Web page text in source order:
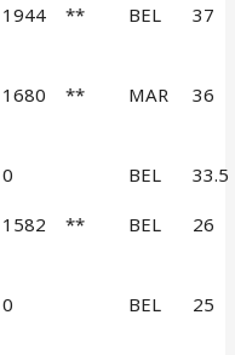
1944 ** BEL 37
1680 ** MAR 36
0 BEL 33.5
1582 ** BEL 26
0 BEL 25